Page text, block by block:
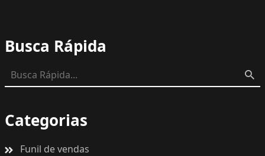
Busca Rápida
Categorias
Funil de vendas